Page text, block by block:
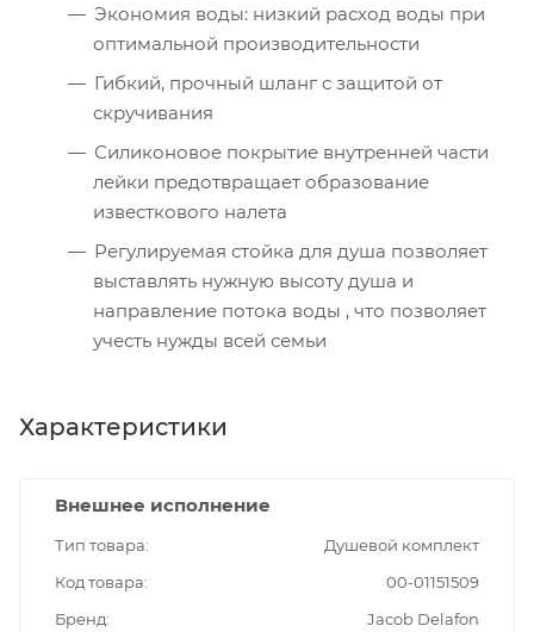
Экономия воды: низкий расход воды при
оптимальной производительности
Гибкий, прочный шланг с защитой от
скручивания
Силиконовое покрытие внутренней части
лейки предотвращает образование
известкового налета
Регулируемая стойка для душа позволяет
выставлять нужную высоту душа и
направление потока воды , что позволяет
учесть нужды всей семьи
Характеристики
Внешнее исполнение
Тип товара
Душевой комплект
Код товара
00-01151509
Бренд
Jacob Delafon